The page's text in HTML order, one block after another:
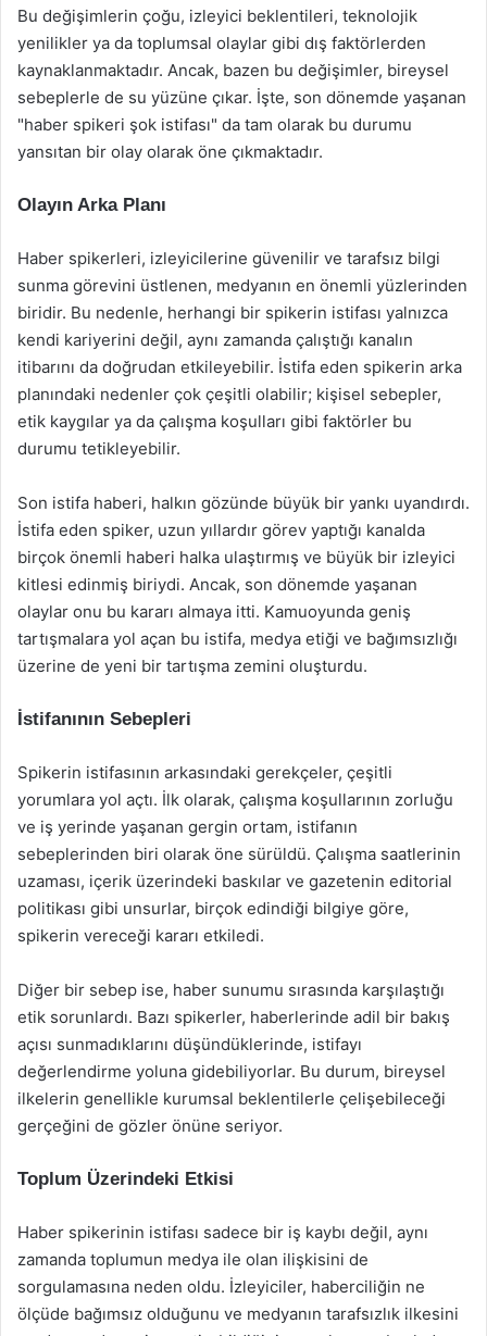
Bu değişimlerin çoğu, izleyici beklentileri, teknolojik
yenilikler ya da toplumsal olaylar gibi dış faktörlerden
kaynaklanmaktadır. Ancak, bazen bu değişimler, bireysel
sebeplerle de su yüzüne çıkar. İşte, son dönemde yaşanan
"haber spikeri şok istifası" da tam olarak bu durumu
yansıtan bir olay olarak öne çıkmaktadır.
Olayın Arka Planı
Haber spikerleri, izleyicilerine güvenilir ve tarafsız bilgi
sunma görevini üstlenen, medyanın en önemli yüzlerinden
biridir. Bu nedenle, herhangi bir spikerin istifası yalnızca
kendi kariyerini değil, aynı zamanda çalıştığı kanalın
itibarını da doğrudan etkileyebilir. İstifa eden spikerin arka
planındaki nedenler çok çeşitli olabilir; kişisel sebepler,
etik kaygılar ya da çalışma koşulları gibi faktörler bu
durumu tetikleyebilir.
Son istifa haberi, halkın gözünde büyük bir yankı uyandırdı.
İstifa eden spiker, uzun yıllardır görev yaptığı kanalda
birçok önemli haberi halka ulaştırmış ve büyük bir izleyici
kitlesi edinmiş biriydi. Ancak, son dönemde yaşanan
olaylar onu bu kararı almaya itti. Kamuoyunda geniş
tartışmalara yol açan bu istifa, medya etiği ve bağımsızlığı
üzerine de yeni bir tartışma zemini oluşturdu.
İstifanının Sebepleri
Spikerin istifasının arkasındaki gerekçeler, çeşitli
yorumlara yol açtı. İlk olarak, çalışma koşullarının zorluğu
ve iş yerinde yaşanan gergin ortam, istifanın
sebeplerinden biri olarak öne sürüldü. Çalışma saatlerinin
uzaması, içerik üzerindeki baskılar ve gazetenin editorial
politikası gibi unsurlar, birçok edindiği bilgiye göre,
spikerin vereceği kararı etkiledi.
Diğer bir sebep ise, haber sunumu sırasında karşılaştığı
etik sorunlardı. Bazı spikerler, haberlerinde adil bir bakış
açısı sunmadıklarını düşündüklerinde, istifayı
değerlendirme yoluna gidebiliyorlar. Bu durum, bireysel
ilkelerin genellikle kurumsal beklentilerle çelişebileceği
gerçeğini de gözler önüne seriyor.
Toplum Üzerindeki Etkisi
Haber spikerinin istifası sadece bir iş kaybı değil, aynı
zamanda toplumun medya ile olan ilişkisini de
sorgulamasına neden oldu. İzleyiciler, haberciliğin ne
ölçüde bağımsız olduğunu ve medyanın tarafsızlık ilkesini